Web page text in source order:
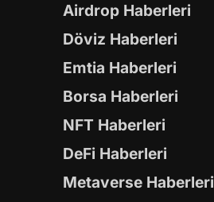
Airdrop Haberleri
Döviz Haberleri
Emtia Haberleri
Borsa Haberleri
NFT Haberleri
DeFi Haberleri
Metaverse Haberleri